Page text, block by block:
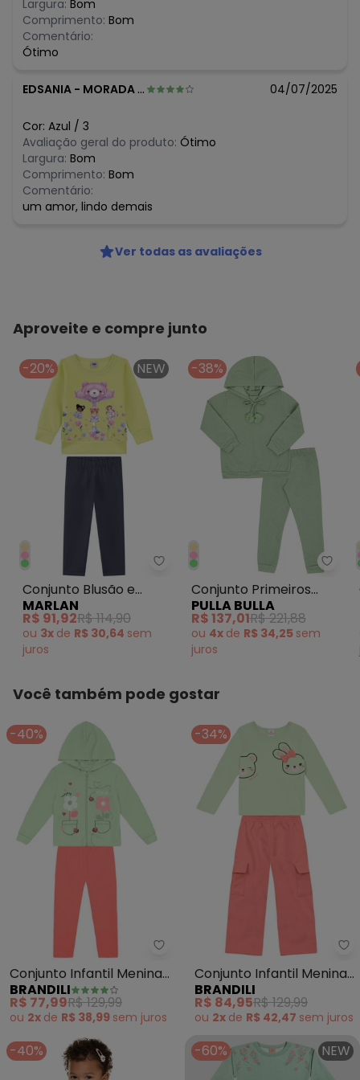
Largura: Bom
Comprimento: Bom
Comentário:
Ótimo
EDSANIA - MORADA NOVA DE MINAS - MG 04/07/2025
Cor: Azul / 3
Avaliação geral do produto: Ótimo
Largura: Bom
Comprimento: Bom
Comentário:
um amor, lindo demais
Ver todas as avaliações
Aproveite e compre junto
-20% NEW
Marlan - Conjunto Blusão e
Conjunto Blusão e
Legging Verde
MARLAN
R$ 91,92R$ 114,90
ou 3x de R$ 30,64 sem
juros
-38%
Conjunto Primeiros
Passos Moletom Linho
Verde
PULLA BULLA
R$ 137,01R$ 221,88
ou 4x de R$ 34,25 sem
juros
Você também pode gostar
-40%
Brandili - Conjunto Infantil
Conjunto Infantil Menina
de Flores (Verde)
BRANDILI
R$ 77,99R$ 129,99
ou 2x de R$ 38,99 sem juros
-34%
Conjunto Infantil Menina
de Animais (Verde)
BRANDILI
R$ 84,95R$ 129,99
ou 2x de R$ 42,47 sem juros
-40% -60% NEW